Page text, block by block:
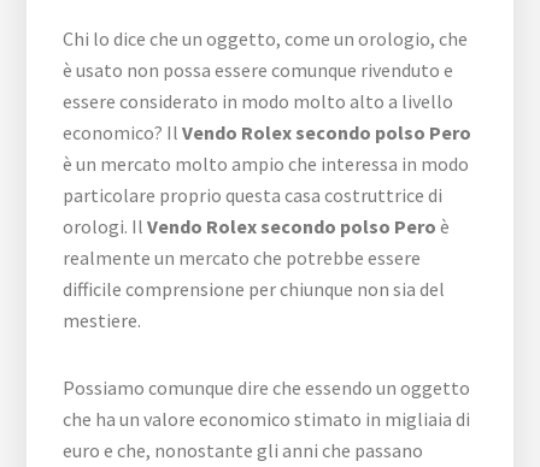
Chi lo dice che un oggetto, come un orologio, che
è usato non possa essere comunque rivenduto e
essere considerato in modo molto alto a livello
economico? IlVendo Rolex secondo polso Pero
è un mercato molto ampio che interessa in modo
particolare proprio questa casa costruttrice di
orologi. IlVendo Rolex secondo polso Pero è
realmente un mercato che potrebbe essere
difficile comprensione per chiunque non sia del
mestiere.
Possiamo comunque dire che essendo un oggetto
che ha un valore economico stimato in migliaia di
euro e che, nonostante gli anni che passano